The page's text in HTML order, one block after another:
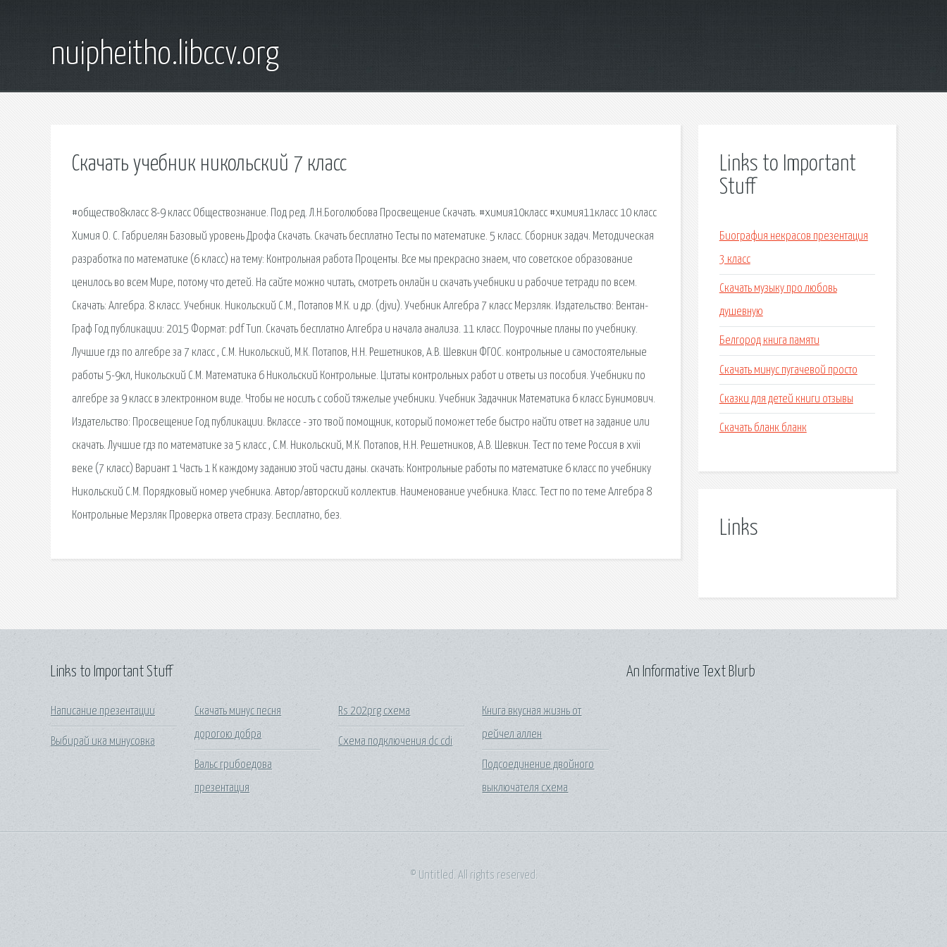
nuipheitho.libccv.org
Скачать учебник никольский 7 класс
#общество8класс 8-9 класс Обществознание. Под ред. Л.Н.Боголюбова Просвещение Скачать. #химия10класс #химия11класс 10 класс
Химия О. С. Габриелян Базовый уровень Дрофа Скачать. Скачать бесплатно Тесты по математике. 5 класс. Сборник задач. Методическая
разработка по математике (6 класс) на тему: Контрольная работа Проценты. Все мы прекрасно знаем, что советское образование
ценилось во всем Мире, потому что детей. На сайте можно читать, смотреть онлайн и скачать учебники и рабочие тетради по всем.
Скачать: Алгебра. 8 класс. Учебник. Никольский С.М., Потапов М.К. и др. (djvu). Учебник Алгебра 7 класс Мерзляк. Издательство: Вентан-
Граф Год публикации: 2015 Формат: pdf Тип. Скачать бесплатно Алгебра и начала анализа. 11 класс. Поурочные планы по учебнику.
Лучшие гдз по алгебре за 7 класс , С.М. Никольский, М.К. Потапов, Н.Н. Решетников, А.В. Шевкин ФГОС. контрольные и самостоятельные
работы 5-9кл, Никольский С.М. Математика 6 Никольский Контрольные. Цитаты контрольных работ и ответы из пособия. Учебники по
алгебре за 9 класс в электронном виде. Чтобы не носить с собой тяжелые учебники. Учебник Задачник Математика 6 класс Бунимович.
Издательство: Просвещение Год публикации. Вклассе - это твой помощник, который поможет тебе быстро найти ответ на задание или
скачать. Лучшие гдз по математике за 5 класс , С.М. Никольский, М.К. Потапов, Н.Н. Решетников, А.В. Шевкин. Тест по теме Россия в xvii
веке (7 класс) Вариант 1 Часть 1 К каждому заданию этой части даны. cкачать: Контрольные работы по математике 6 класс по учебнику
Никольский С.М. Порядковый номер учебника. Автор/авторский коллектив. Наименование учебника. Класс. Тест по по теме Алгебра 8
Контрольные Мерзляк Проверка ответа стразу. Бесплатно, без.
Links to Important
Stuff
Биография некрасов презентация
3 класс
Скачать музыку про любовь
душевную
Белгород книга памяти
Скачать минус пугачевой просто
Сказки для детей книги отзывы
Скачать бланк бланк
Links
Links to Important Stuff
Написание презентации
Выбирай ика минусовка
Скачать минус песня
дорогою добра
Вальс грибоедова
презентация
Rs 202prg схема
Схема подключения dc cdi
Книга вкусная жизнь от
рейчел аллен
Подсоединение двойного
выключателя схема
An Informative Text Blurb
© Untitled. All rights reserved.